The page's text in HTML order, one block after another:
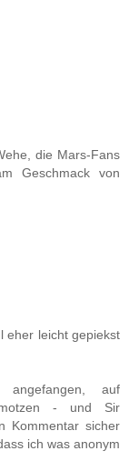
die Mars-Fans
Geschmack von
eher leicht gepiekst
angefangen, auf
- und Sir
Kommentar sicher
ich was anonym